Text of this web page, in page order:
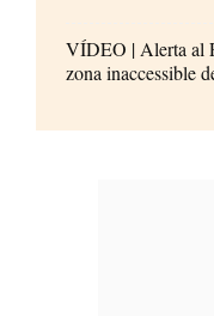
VÍDEO | Alerta al
zona inaccessible